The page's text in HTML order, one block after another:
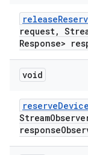
release
request,
Response>
void
reserveDevice
Stream
response